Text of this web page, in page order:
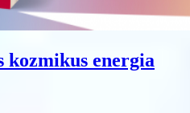
kozmikus energia